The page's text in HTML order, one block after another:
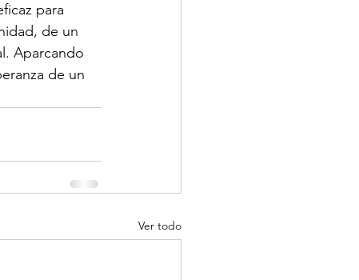
para
de un
Aparcando
de un
Ver todo